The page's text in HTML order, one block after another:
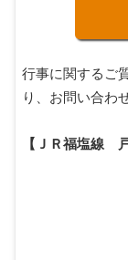
行事に関するご
り、お問い合わ
【ＪＲ福塩線